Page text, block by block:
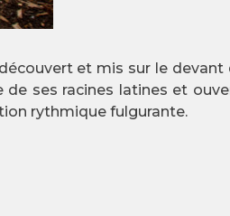
et mis sur le
ses racines latines et
rythmique fulgurante.